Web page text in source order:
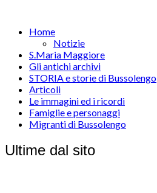
Home
Notizie
S.Maria Maggiore
Gli antichi archivi
STORIA e storie di Bussolengo
Articoli
Le immagini ed i ricordi
Famiglie e personaggi
Migranti di Bussolengo
Ultime dal sito